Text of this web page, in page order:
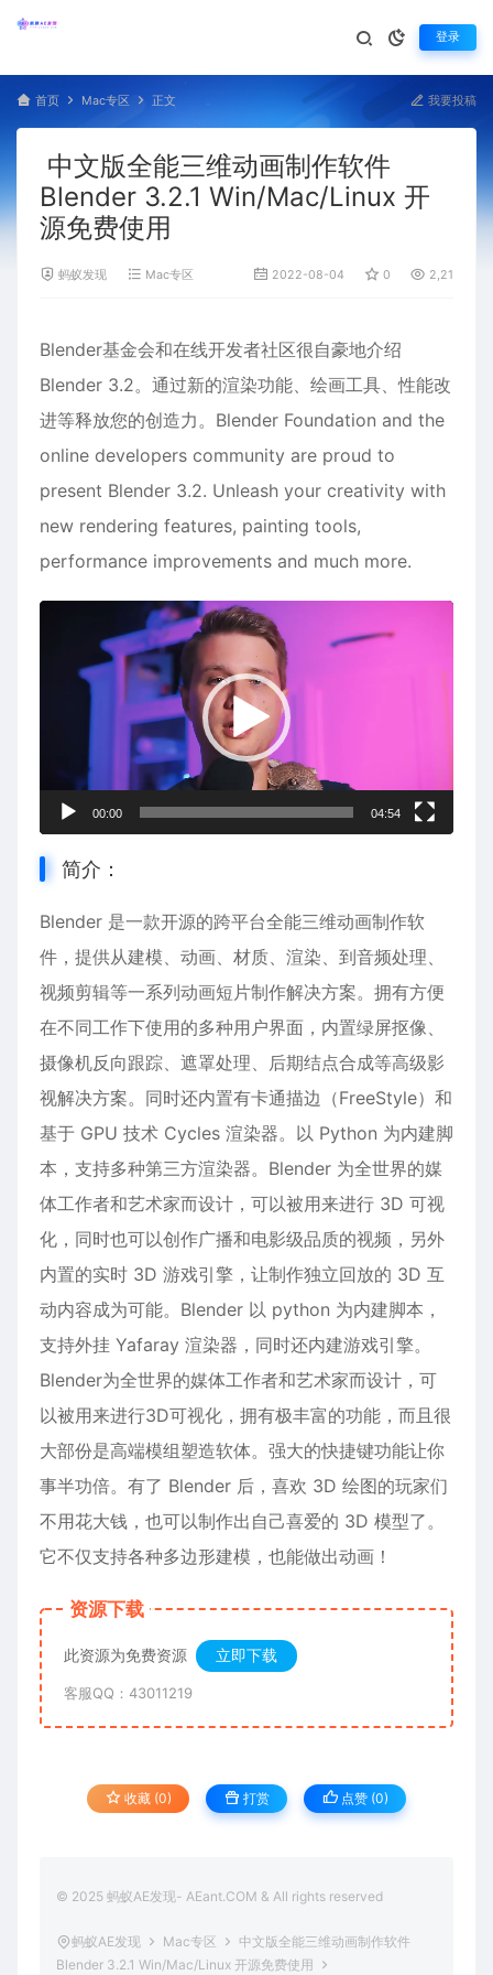
登录
首页 Mac专区 正文 我要投稿
中文版全能三维动画制作软件
Blender 3.2.1 Win/Mac/Linux 开
源免费使用
蚂蚁发现 Mac专区 2022-08-04 0 2,211
Blender基金会和在线开发者社区很自豪地介绍
Blender 3.2。通过新的渲染功能、绘画工具、性能改
进等释放您的创造力。Blender Foundation and the
online developers community are proud to
present Blender 3.2. Unleash your creativity with
new rendering features, painting tools,
performance improvements and much more.
00:00 04:54
简介：
Blender 是一款开源的跨平台全能三维动画制作软
件，提供从建模、 动画 、材质、渲染、到音频处理、
视频剪辑等一系列动画短片制作解决方案。拥有方便
在不同工作下使用的多种用户界面，内置绿屏抠像、
摄像机反向跟踪、遮罩处理、后期结点合成等高级影
视解决方案。同时还内置有卡通描边（FreeStyle）和
基于 GPU 技术 Cycles 渲染器。以 Python 为内建脚
本，支持多种第三方渲染器。Blender 为全世界的媒
体工作者和艺术家而设计，可以被用来进行 3D 可视
化，同时也可以创作广播和电影级品质的视频，另外
内置的实时 3D 游戏引擎，让制作独立回放的 3D 互
动内容成为可能。Blender 以 python 为内建脚本，
支持外挂 Yafaray 渲染器，同时还内建游戏引擎。
Blender为全世界的媒体工作者和艺术家而设计，可
以被用来进行3D可视化，拥有极丰富的功能，而且很
大部份是高端模组塑造软体。强大的快捷键功能让你
事半功倍。有了 Blender 后，喜欢 3D 绘图的玩家们
不用花大钱，也可以制作出自己喜爱的 3D 模型了。
它不仅支持各种多边形建模，也能做出动画！
资源下载
此资源为免费资源 立即下载
客服QQ：43011219
收藏 (0) 打赏 点赞 (0)
© 2025 蚂蚁AE发现- AEant.COM & All rights reserved
蚂蚁AE发现 Mac专区
中文版全能三维动画制作软件
Blender 3.2.1 Win/Mac/Linux 开源免费使用